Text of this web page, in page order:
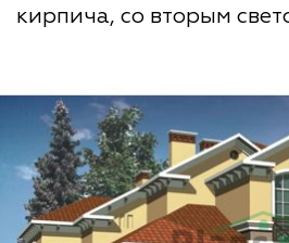
кирпича, со вторым